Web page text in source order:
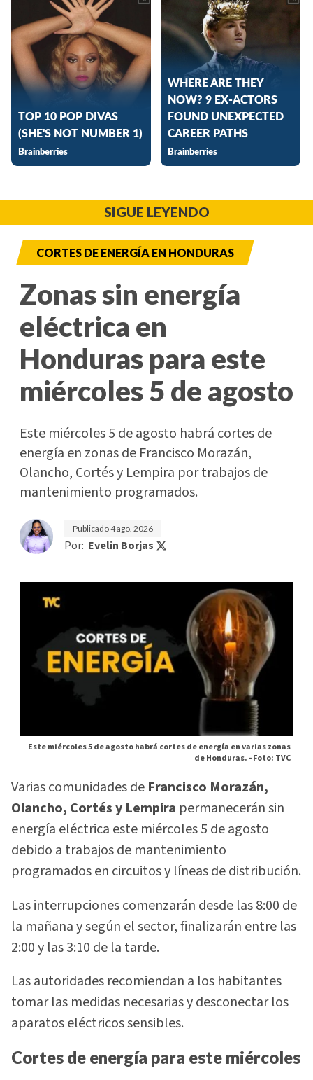
SIGUE LEYENDO
CORTES DE ENERGÍA EN HONDURAS
Zonas sin energía
eléctrica en
Honduras para este
miércoles 5 de agosto
Este miércoles 5 de agosto habrá cortes de
energía en zonas de Francisco Morazán,
Olancho, Cortés y Lempira por trabajos de
mantenimiento programados.
Publicado4 ago. 2026
Por: Evelin Borjas
Este miércoles 5 de agosto habrá cortes de energía en varias zonas
de Honduras. -Foto: TVC
Varias comunidades de Francisco Morazán,
Olancho, Cortés y Lempira permanecerán sin
energía eléctrica este miércoles 5 de agosto
debido a trabajos de mantenimiento
programados en circuitos y líneas de distribución.
Las interrupciones comenzarán desde las 8:00 de
la mañana y según el sector, finalizarán entre las
2:00 y las 3:10 de la tarde.
Las autoridades recomiendan a los habitantes
tomar las medidas necesarias y desconectar los
aparatos eléctricos sensibles.
Cortes de energía para este miércoles